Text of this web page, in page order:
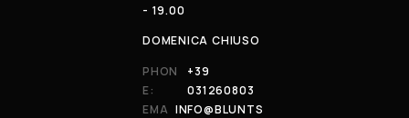
- 19.00
DOMENICA CHIUSO
PHON
E:
+39
031260803
EMA INFO@BLUNTS